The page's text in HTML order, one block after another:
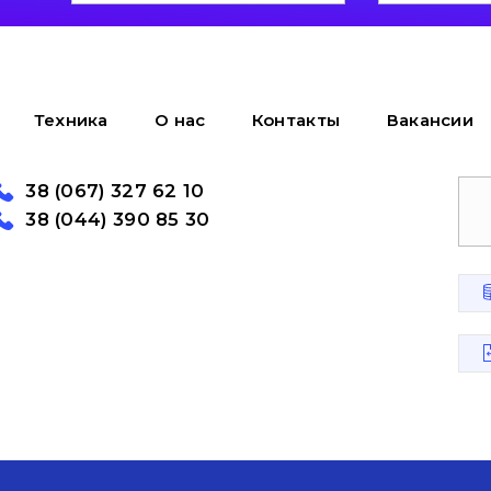
Техника О нас Контакты Вакансии
38 (067) 327 62 10
38 (044) 390 85 30